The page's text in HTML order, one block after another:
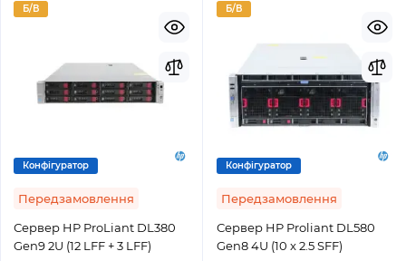
Б/В
Конфігуратор
Передзамовлення
Сервер HP ProLiant DL380
Gen9 2U (12 LFF + 3 LFF)
Б/В
Конфігуратор
Передзамовлення
Сервер HP Proliant DL580
Gen8 4U (10 x 2.5 SFF)